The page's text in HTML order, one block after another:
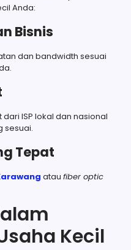
Anda:
Bisnis
dan bandwidth sesuai
ISP lokal dan nasional
sesuai.
Tepat
atau fiber optic
Kecil